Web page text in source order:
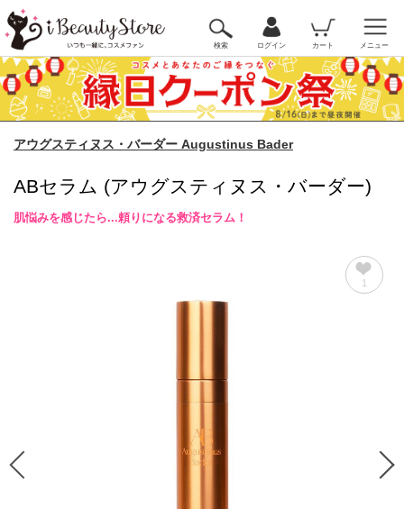
検索 ログイン カート メニュー
アウグスティヌス・バーダー Augustinus Bader
ABセラム (アウグスティヌス・バーダー)
肌悩みを感じたら...頼りになる救済セラム！
1